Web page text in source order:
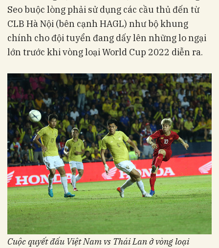
Seo buộc lòng phải sử dụng các cầu thủ đến từ
CLB Hà Nội (bên cạnh HAGL) như bộ khung
chính cho đội tuyển đang dấy lên những lo ngại
lớn trước khi vòng loại World Cup 2022 diễn ra.
Cuộc quyết đấu Việt Nam vs Thái Lan ở vòng loại